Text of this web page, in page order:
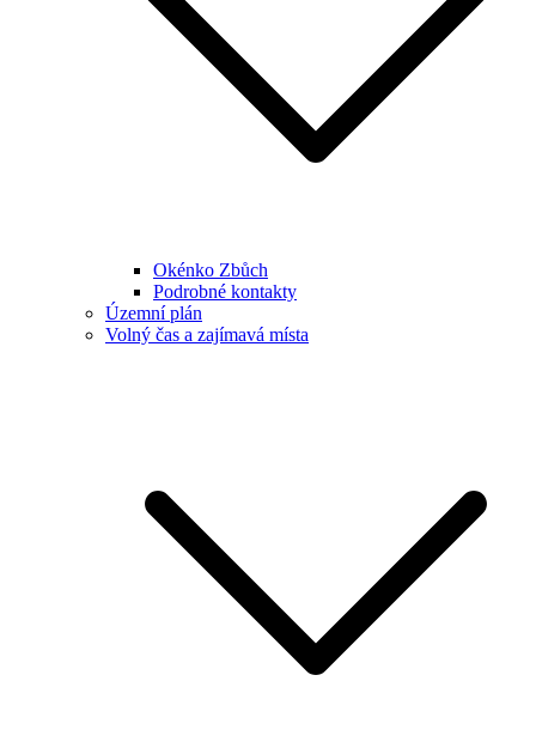
Okénko Zbůch
Podrobné kontakty
Územní plán
Volný čas a zajímavá místa